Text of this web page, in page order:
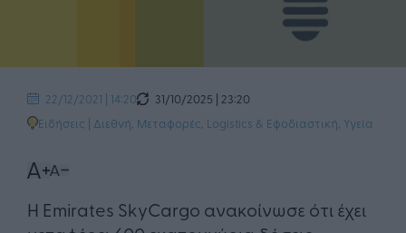
22/12/2021 | 14:20
31/10/2025 | 23:20
Ειδήσεις | Διεθνή Μεταφορές, Logistics & Εφοδιαστική Υγεία
Η Emirates SkyCargo ανακοίνωσε ότι έχει